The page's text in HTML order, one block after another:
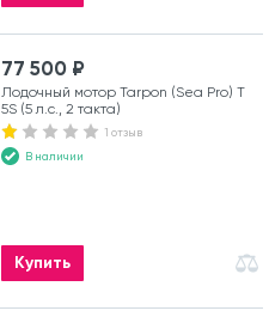
77 500 ₽
Лодочный мотор Tarpon (Sea Pro) Т
5S (5 л.с., 2 такта)
1 отзыв
В наличии
Купить